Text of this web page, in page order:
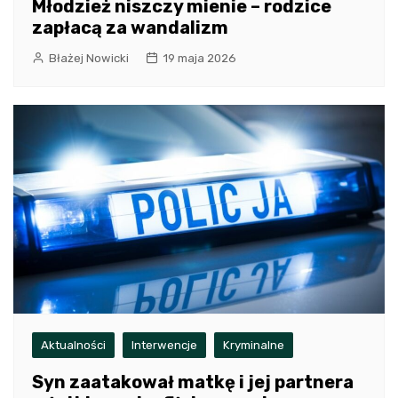
Młodzież niszczy mienie – rodzice
zapłacą za wandalizm
Błażej Nowicki 19 maja 2026
Aktualności Interwencje Kryminalne
Syn zaatakował matkę i jej partnera